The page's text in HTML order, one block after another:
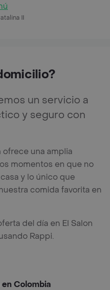
II
un servicio a
y seguro con
ofrece una amplia
momentos en que no
y lo único que
comida favorita en
del día en El Salon
Rappi.
en Colombia